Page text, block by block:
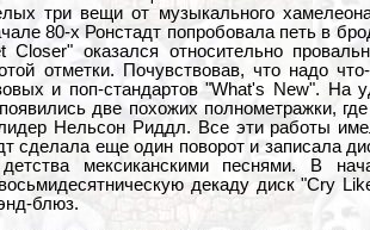
три вещи от музыкального
80-х Ронстадт попробовала петь в
Closer" оказался относительно
отметки. Почувствовав, что надо
и поп-стандартов "What's New". На
две похожих полнометражки,
Нельсон Риддл. Все эти работы
сделала еще один поворот и записала
мексиканскими песнями. В
декаду диск "Cry
блюз.